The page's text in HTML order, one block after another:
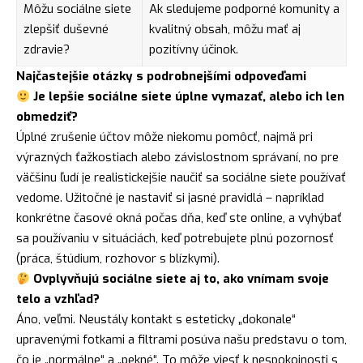
Môžu sociálne siete
zlepšiť duševné
zdravie?
Ak sledujeme podporné komunity a
kvalitný obsah, môžu mať aj
pozitívny účinok.
Najčastejšie otázky s podrobnejšími odpoveďami
Je lepšie sociálne siete úplne vymazať, alebo ich len
obmedziť?
Úplné zrušenie účtov môže niekomu pomôcť, najmä pri
výrazných ťažkostiach alebo závislostnom správaní, no pre
väčšinu ľudí je realistickejšie naučiť sa sociálne siete používať
vedome. Užitočné je nastaviť si jasné pravidlá – napríklad
konkrétne časové okná počas dňa, keď ste online, a vyhýbať
sa používaniu v situáciách, keď potrebujete plnú pozornosť
(práca, štúdium, rozhovor s blízkymi).
Ovplyvňujú sociálne siete aj to, ako vnímam svoje
telo a vzhľad?
Áno, veľmi. Neustály kontakt s esteticky „dokonale“
upravenými fotkami a filtrami posúva našu predstavu o tom,